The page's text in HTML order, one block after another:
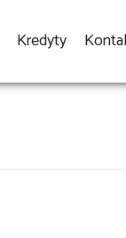
Kredyty